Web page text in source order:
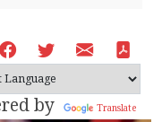
by Translate